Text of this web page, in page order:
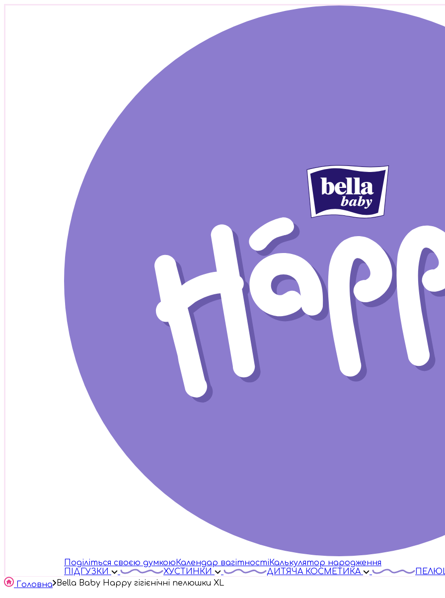
Поділіться своєю думкоюКалендар вагітностіКалькулятор народження
ПІДГУЗКИ
ХУСТИНКИ ДИТЯЧА КОСМЕТИКА
Головна
Bella Baby Happy гігієнічні пелюшки XL